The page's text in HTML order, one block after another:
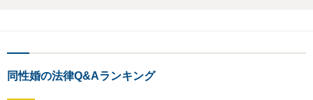
同性婚の法律Q&Aランキング